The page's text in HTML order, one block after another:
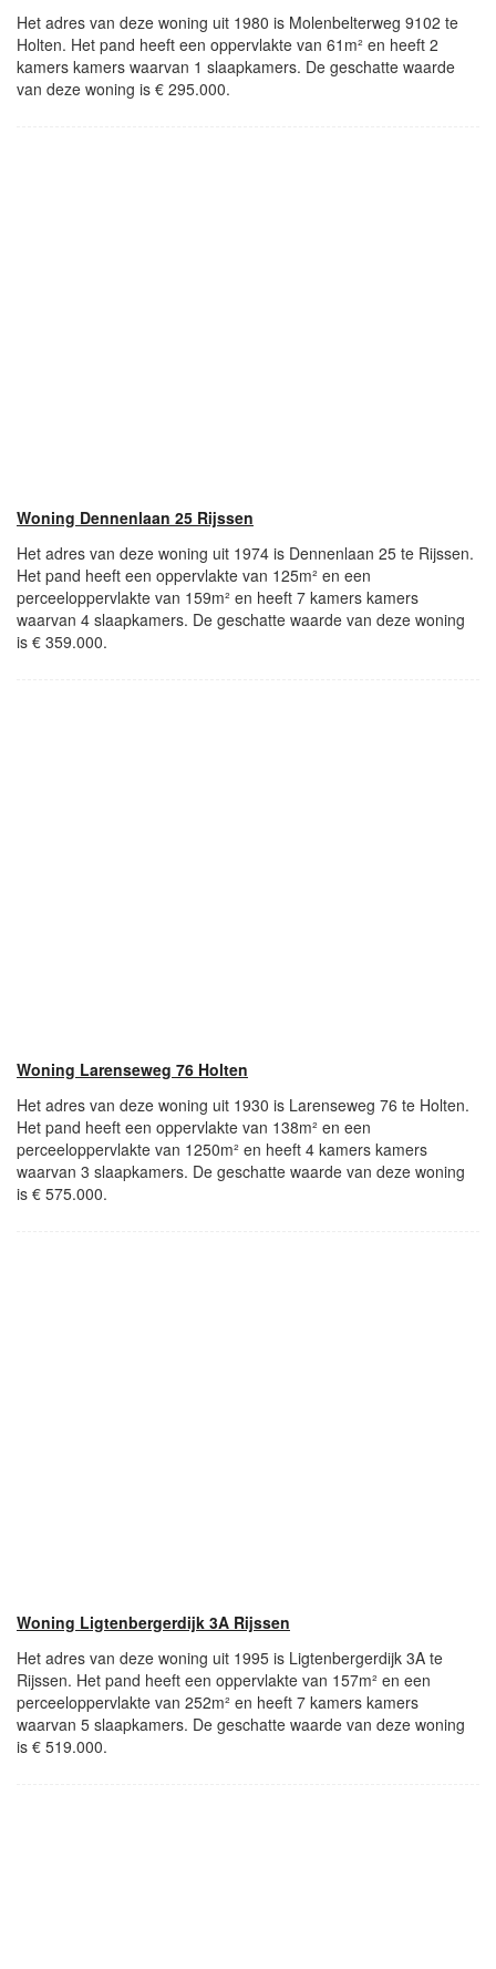
Het adres van deze woning uit 1980 is Molenbelterweg 9102 te
Holten. Het pand heeft een oppervlakte van 61m² en heeft 2
kamers kamers waarvan 1 slaapkamers. De geschatte waarde
van deze woning is € 295.000.
Woning Dennenlaan 25 Rijssen
Het adres van deze woning uit 1974 is Dennenlaan 25 te Rijssen.
Het pand heeft een oppervlakte van 125m² en een
perceeloppervlakte van 159m² en heeft 7 kamers kamers
waarvan 4 slaapkamers. De geschatte waarde van deze woning
is € 359.000.
Woning Larenseweg 76 Holten
Het adres van deze woning uit 1930 is Larenseweg 76 te Holten.
Het pand heeft een oppervlakte van 138m² en een
perceeloppervlakte van 1250m² en heeft 4 kamers kamers
waarvan 3 slaapkamers. De geschatte waarde van deze woning
is € 575.000.
Woning Ligtenbergerdijk 3A Rijssen
Het adres van deze woning uit 1995 is Ligtenbergerdijk 3A te
Rijssen. Het pand heeft een oppervlakte van 157m² en een
perceeloppervlakte van 252m² en heeft 7 kamers kamers
waarvan 5 slaapkamers. De geschatte waarde van deze woning
is € 519.000.